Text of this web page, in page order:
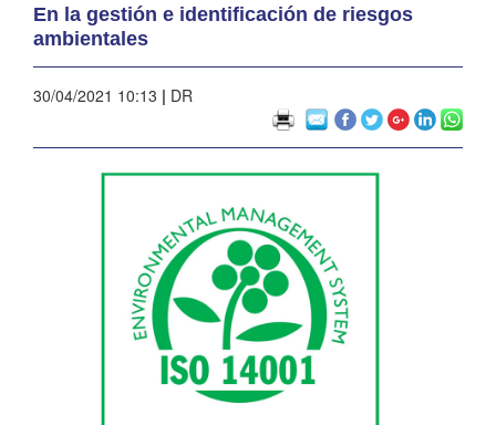
En la gestión e identificación de riesgos
ambientales
30/04/2021 10:13 | DR